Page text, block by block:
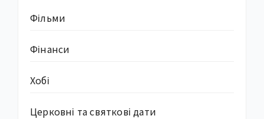
Фільми
Фінанси
Хобі
Церковні та святкові дати